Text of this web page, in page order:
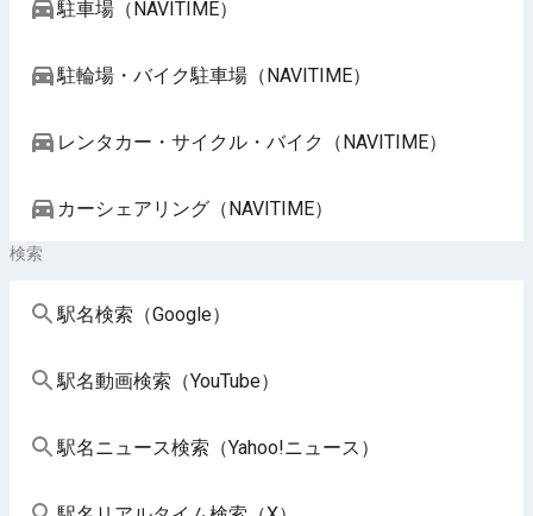
駐車場（NAVITIME）
駐輪場・バイク駐車場（NAVITIME）
レンタカー・サイクル・バイク（NAVITIME）
カーシェアリング（NAVITIME）
検索
駅名検索（Google）
駅名動画検索（YouTube）
駅名ニュース検索（Yahoo!ニュース）